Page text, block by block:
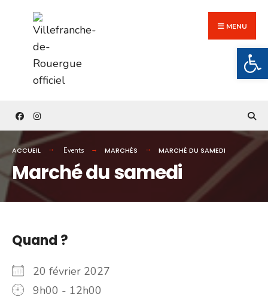
content
MENU
ACCUEIL Events MARCHÉS MARCHÉ DU SAMEDI
Marché du samedi
Quand ?
20 février 2027
9h00 - 12h00
for: